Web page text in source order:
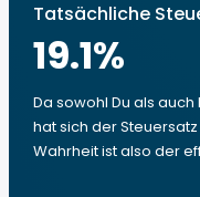
Tatsächliche
19.1%
Da sowohl Du als
hat sich der Steuersatz
Wahrheit ist also der